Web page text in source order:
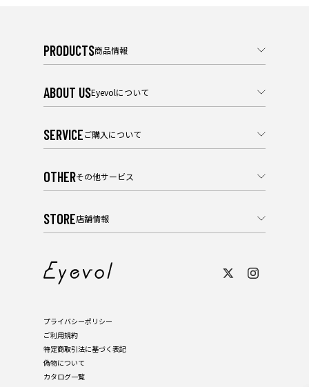
PRODUCTS商品情報
ABOUT USEyevolについて
SERVICEご購入について
OTHERその他サービス
STORE店舗情報
プライバシーポリシー
ご利用規約
特定商取引法に基づく表記
偽物について
カタログ一覧